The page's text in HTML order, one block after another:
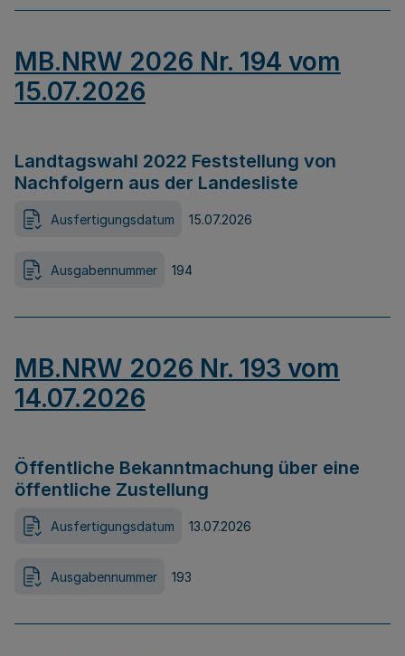
MB.NRW 2026 Nr. 194 vom
15.07.2026
Landtagswahl 2022 Feststellung von
Nachfolgern aus der Landesliste
Ausfertigungsdatum 15.07.2026
Ausgabennummer 194
MB.NRW 2026 Nr. 193 vom
14.07.2026
Öffentliche Bekanntmachung über eine
öffentliche Zustellung
Ausfertigungsdatum 13.07.2026
Ausgabennummer 193